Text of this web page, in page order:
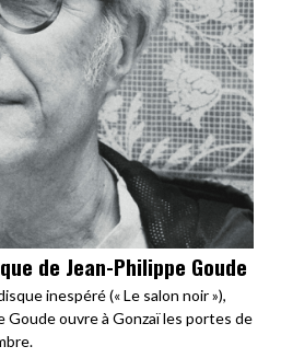
de Jean-Philippe Goude
inespéré (« Le salon noir »),
Goude ouvre à Gonzaï les portes de